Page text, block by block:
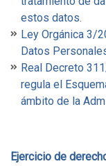
estos datos.
Ley Orgánica 3/
Datos
Real Decreto
regula el
ámbito de la
Ejercicio de